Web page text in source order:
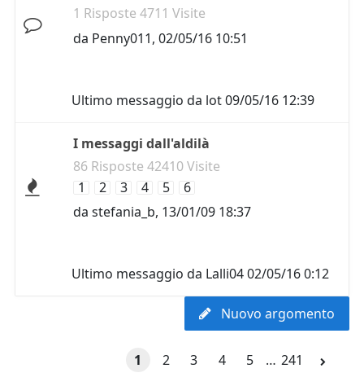
1 Risposte 4711 Visite
da Penny011, 02/05/16 10:51
Ultimo messaggio da lot09/05/16 12:39
I messaggi dall'aldilà
86 Risposte 42410 Visite
1
2 3 4 5
6
da stefania_b, 13/01/09 18:37
Ultimo messaggio da Lalli0402/05/16 0:12
Nuovo argomento
1 2 3 4 5 … 241